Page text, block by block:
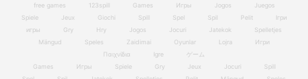
free games 123spill Games Игры Jogos
Juegos
Spiele
Jeux Giochi Spill Spel Spil Pelit
Ігри
игры
Gry Hry Jogos Jocuri Jatekok
Spelletjes
Mängud
Speles Zaidimai Oyunlar Lojra
Игри
Παιχνίδια
Igre
ゲーム
Games
Игры Spiele Gry Jeux Jocuri
Spill